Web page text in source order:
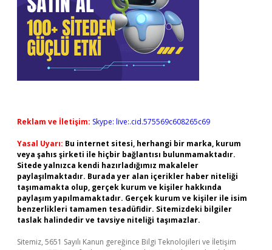
Reklam ve İletişim: Skype: live:.cid.575569c608265c69
Yasal Uyarı: Bu internet sitesi, herhangi bir marka, kurum
veya şahıs şirketi ile hiçbir bağlantısı bulunmamaktadır.
Sitede yalnızca kendi hazırladığımız makaleler
paylaşılmaktadır. Burada yer alan içerikler haber niteliği
taşımamakta olup, gerçek kurum ve kişiler hakkında
paylaşım yapılmamaktadır. Gerçek kurum ve kişiler ile isim
benzerlikleri tamamen tesadüfidir. Sitemizdeki bilgiler
taslak halindedir ve tavsiye niteliği taşımazlar.
Sitemiz, 5651 Sayılı Kanun gereğince Bilgi Teknolojileri ve İletişim